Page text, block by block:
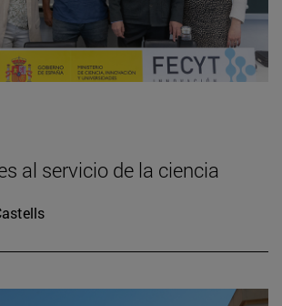
al servicio de la ciencia